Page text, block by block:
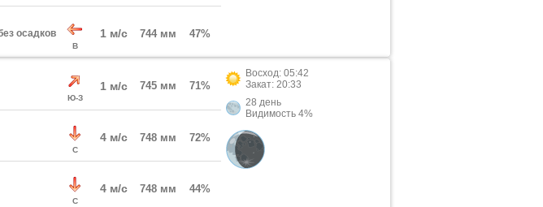
осадков
В
1 м/с 744 мм 47%
Ю-З
1 м/с 745 мм 71%
С
4 м/с 748 мм 72%
С
4 м/с 748 мм 44%
Восход: 05:42
Закат: 20:33
28 день
Видимость 4%